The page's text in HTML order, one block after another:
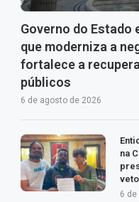
Governo do Estado
que moderniza a
fortalece a
públicos
6 de agosto de 2026
na
6